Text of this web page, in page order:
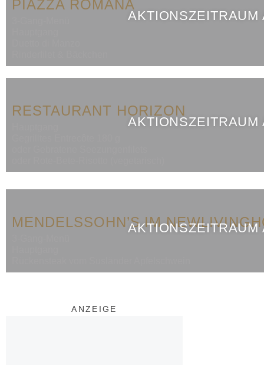
PIAZZA ROMANA
AKTIONSZEITRAUM
RESTAURANT HORIZON
AKTIONSZEITRAUM
MENDELSSOHN’S IMAKTIONSZEITRAUM
ANZEIGE